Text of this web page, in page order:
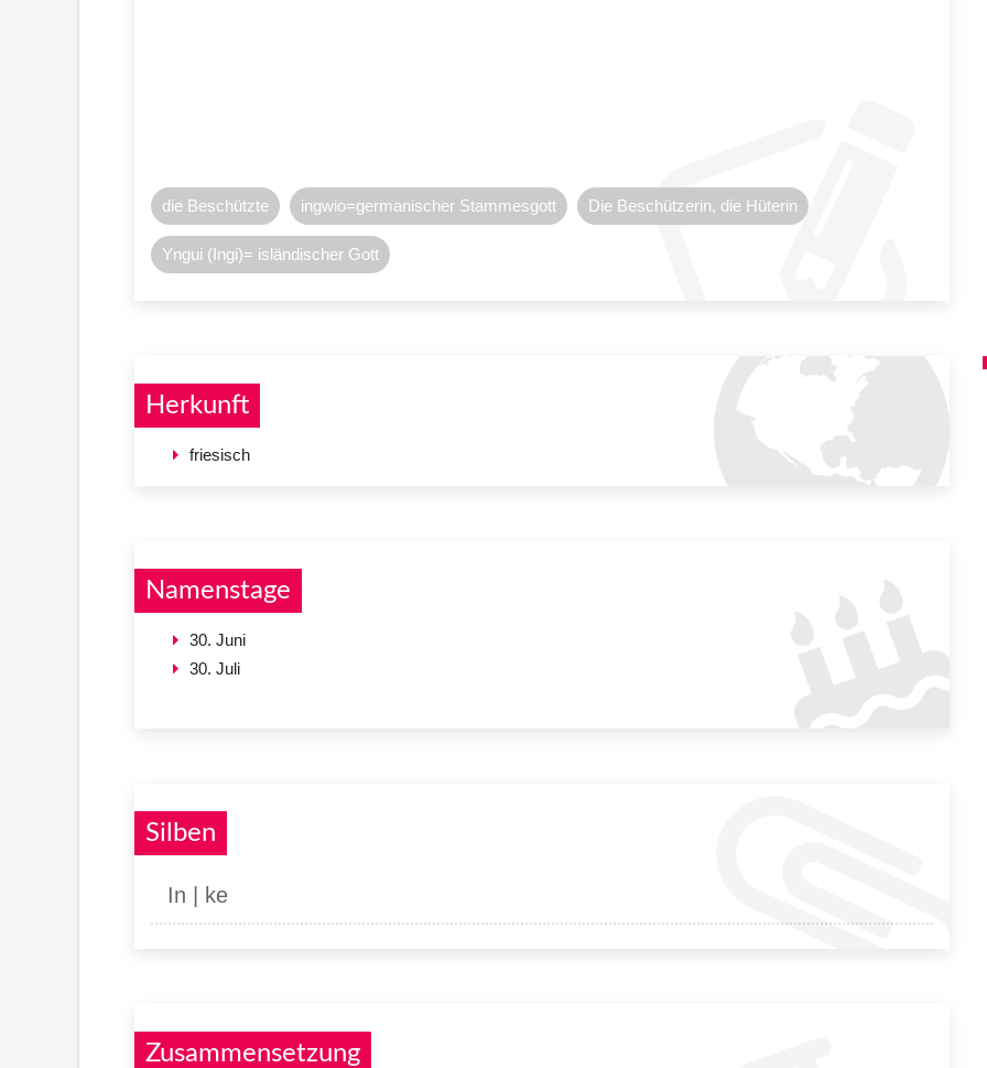
die Beschützte ingwio=germanischer Stammesgott Die Beschützerin, die Hüterin
Yngui (Ingi)= isländischer Gott
Herkunft
friesisch
Namenstage
30. Juni
30. Juli
Silben
In | ke
Zusammensetzung